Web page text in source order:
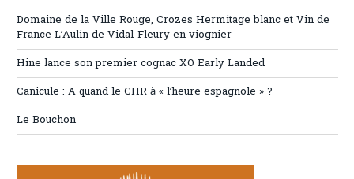
Domaine de la Ville Rouge, Crozes Hermitage blanc et Vin de
France L’Aulin de Vidal-Fleury en viognier
Hine lance son premier cognac XO Early Landed
Canicule : A quand le CHR à « l’heure espagnole » ?
Le Bouchon